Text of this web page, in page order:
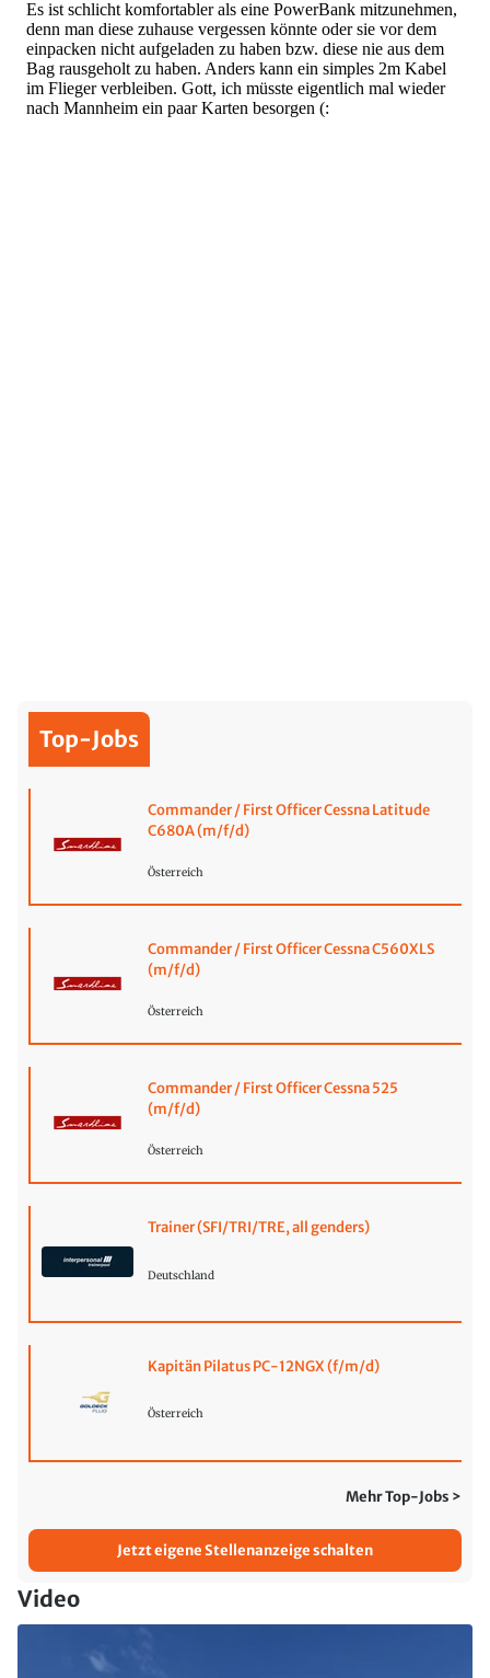
Top-Jobs
Commander / First Officer Cessna Latitude
C680A (m/f/d)
Österreich
Commander / First Officer Cessna C560XLS
(m/f/d)
Österreich
Commander / First Officer Cessna 525
(m/f/d)
Österreich
Trainer (SFI/TRI/TRE, all genders)
Deutschland
Kapitän Pilatus PC-12NGX (f/m/d)
Österreich
Mehr Top-Jobs >
Jetzt eigene Stellenanzeige schalten
Video